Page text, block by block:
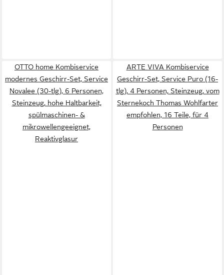
OTTO home Kombiservice
modernes Geschirr-Set, Service
Novalee (30-tlg), 6 Personen,
Steinzeug, hohe Haltbarkeit,
spülmaschinen- &
mikrowellengeeignet,
Reaktivglasur
ARTE VIVA Kombiservice
Geschirr-Set, Service Puro (16-
tlg), 4 Personen, Steinzeug, vom
Sternekoch Thomas Wohlfarter
empfohlen, 16 Teile, für 4
Personen